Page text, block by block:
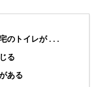
のトイレが . . .
る
ある